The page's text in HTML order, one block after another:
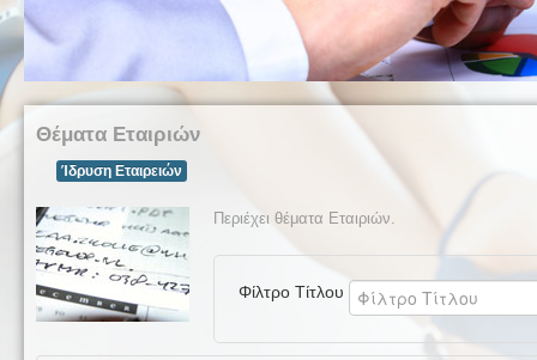
Θέματα Εταιριών
Ίδρυση Εταιρειών
Περιέχει θέματα Εταιριών.
Φίλτρο Τίτλου